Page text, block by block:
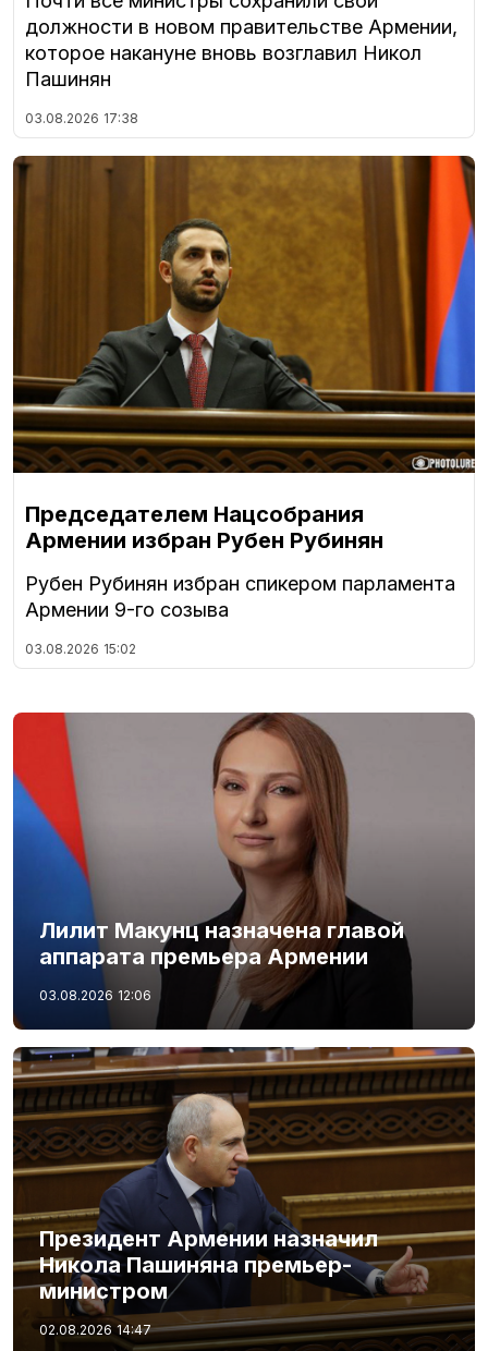
должности в новом правительстве Армении,
которое накануне вновь возглавил Никол
Пашинян
03.08.2026 17:38
Председателем Нацсобрания
Армении избран Рубен Рубинян
Рубен Рубинян избран спикером парламента
Армении 9-го созыва
03.08.2026 15:02
Лилит Макунц назначена главой
аппарата премьера Армении
03.08.2026 12:06
Президент Армении назначил
Никола Пашиняна премьер-
министром
02.08.2026 14:47